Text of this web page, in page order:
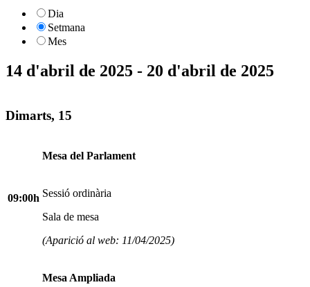
Dia
Setmana
Mes
14 d'abril de 2025 - 20 d'abril de 2025
Dimarts, 15
09:00h
Mesa del Parlament
Sessió ordinària
Sala de mesa
(Aparició al web: 11/04/2025)
Mesa Ampliada